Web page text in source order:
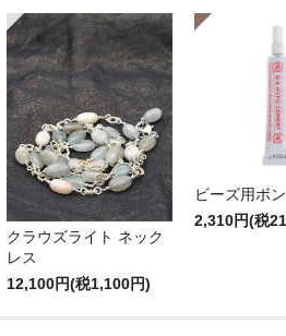
クラウズライト ネック
レス
12,100円(税1,100円)
ビーズ用ボ
2,310円(税